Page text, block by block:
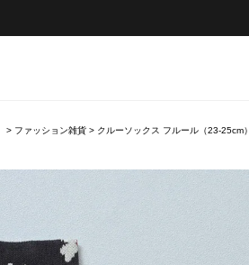
ファッション雑貨 クルーソックス フルール（23-25cm）